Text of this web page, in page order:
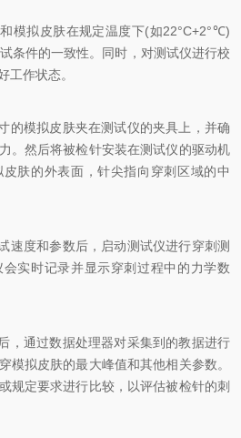
拟皮肤在规定温度下(如22°C+2°℃)
条件的一致性。同时，对测试仪进行校
工作状态。
模拟皮肤夹在测试仪的夹具上，并确
。然后将被检针安装在测试仪的驱动机
肤的外表面，针尖指向穿刺区域的中
度和参数后，启动测试仪进行穿刺测
实时记录并显示穿刺过程中的力学数
通过数据处理器对采集到的教据进行
模拟皮肤的最大峰值和其他相关参数。
规定要求进行比较，以评估被检针的刺